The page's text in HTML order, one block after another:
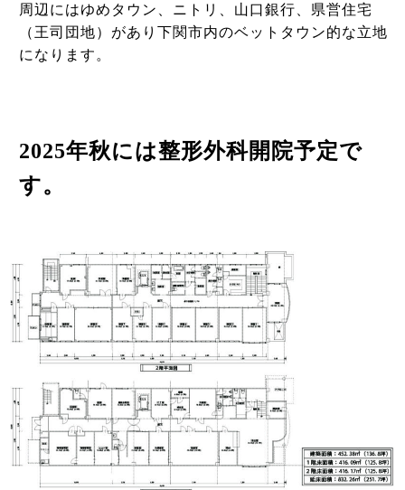
周辺にはゆめタウン、ニトリ、山口銀行、県営住宅
（王司団地）があり下関市内のベットタウン的な立地
になります。
2025年秋には整形外科開院予定で
す。